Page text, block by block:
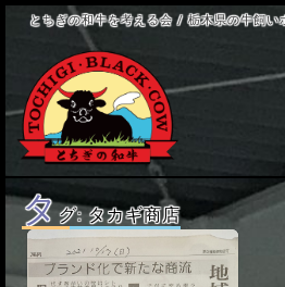
とちぎの和牛を考える会 / 栃木県の牛飼い
タグ: タカギ商店